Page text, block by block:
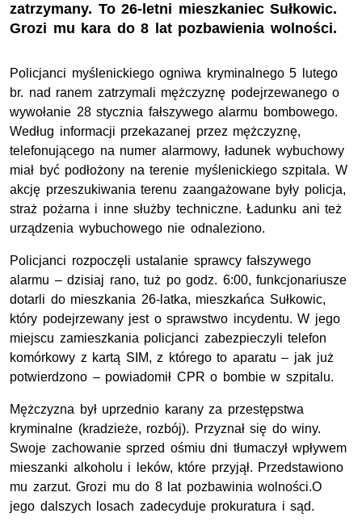
zatrzymany. To 26-letni mieszkaniec Sułkowic.
Grozi mu kara do 8 lat pozbawienia wolności.
Policjanci myślenickiego ogniwa kryminalnego 5 lutego
br. nad ranem zatrzymali mężczyznę podejrzewanego o
wywołanie 28 stycznia fałszywego alarmu bombowego.
Według informacji przekazanej przez mężczyznę,
telefonującego na numer alarmowy, ładunek wybuchowy
miał być podłożony na terenie myślenickiego szpitala. W
akcję przeszukiwania terenu zaangażowane były policja,
straż pożarna i inne służby techniczne. Ładunku ani też
urządzenia wybuchowego nie odnaleziono.
Policjanci rozpoczęli ustalanie sprawcy fałszywego
alarmu – dzisiaj rano, tuż po godz. 6:00, funkcjonariusze
dotarli do mieszkania 26-latka, mieszkańca Sułkowic,
który podejrzewany jest o sprawstwo incydentu. W jego
miejscu zamieszkania policjanci zabezpieczyli telefon
komórkowy z kartą SIM, z którego to aparatu – jak już
potwierdzono – powiadomił CPR o bombie w szpitalu.
Mężczyzna był uprzednio karany za przestępstwa
kryminalne (kradzieże, rozbój). Przyznał się do winy.
Swoje zachowanie sprzed ośmiu dni tłumaczył wpływem
mieszanki alkoholu i leków, które przyjął. Przedstawiono
mu zarzut. Grozi mu do 8 lat pozbawinia wolności.O
jego dalszych losach zadecyduje prokuratura i sąd.